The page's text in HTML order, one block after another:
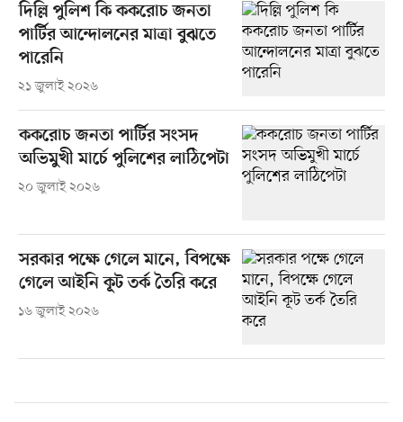
দিল্লি পুলিশ কি ককরোচ জনতা
পার্টির আন্দোলনের মাত্রা বুঝতে
পারেনি
২১ জুলাই ২০২৬
ককরোচ জনতা পার্টির সংসদ
অভিমুখী মার্চে পুলিশের লাঠিপেটা
২০ জুলাই ২০২৬
সরকার পক্ষে গেলে মানে, বিপক্ষে
গেলে আইনি কূট তর্ক তৈরি করে
১৬ জুলাই ২০২৬